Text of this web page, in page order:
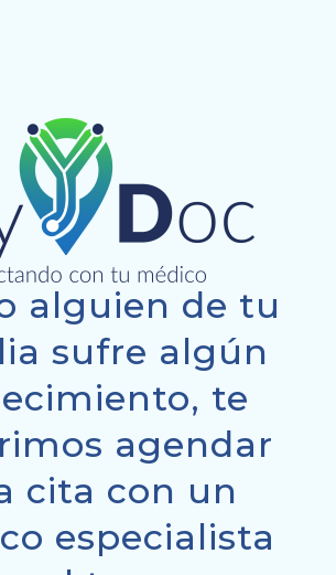
alguien de tu
sufre algún
te
agendar
cita con un
especialista